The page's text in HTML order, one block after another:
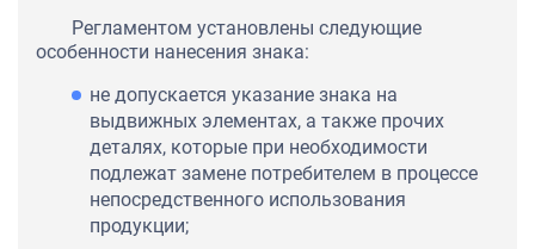
Регламентом установлены следующие
особенности нанесения знака:
не допускается указание знака на
выдвижных элементах, а также прочих
деталях, которые при необходимости
подлежат замене потребителем в процессе
непосредственного использования
продукции;